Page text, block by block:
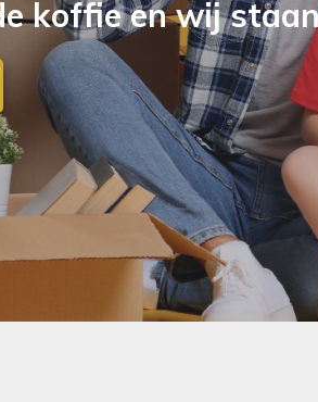
koffie en wij